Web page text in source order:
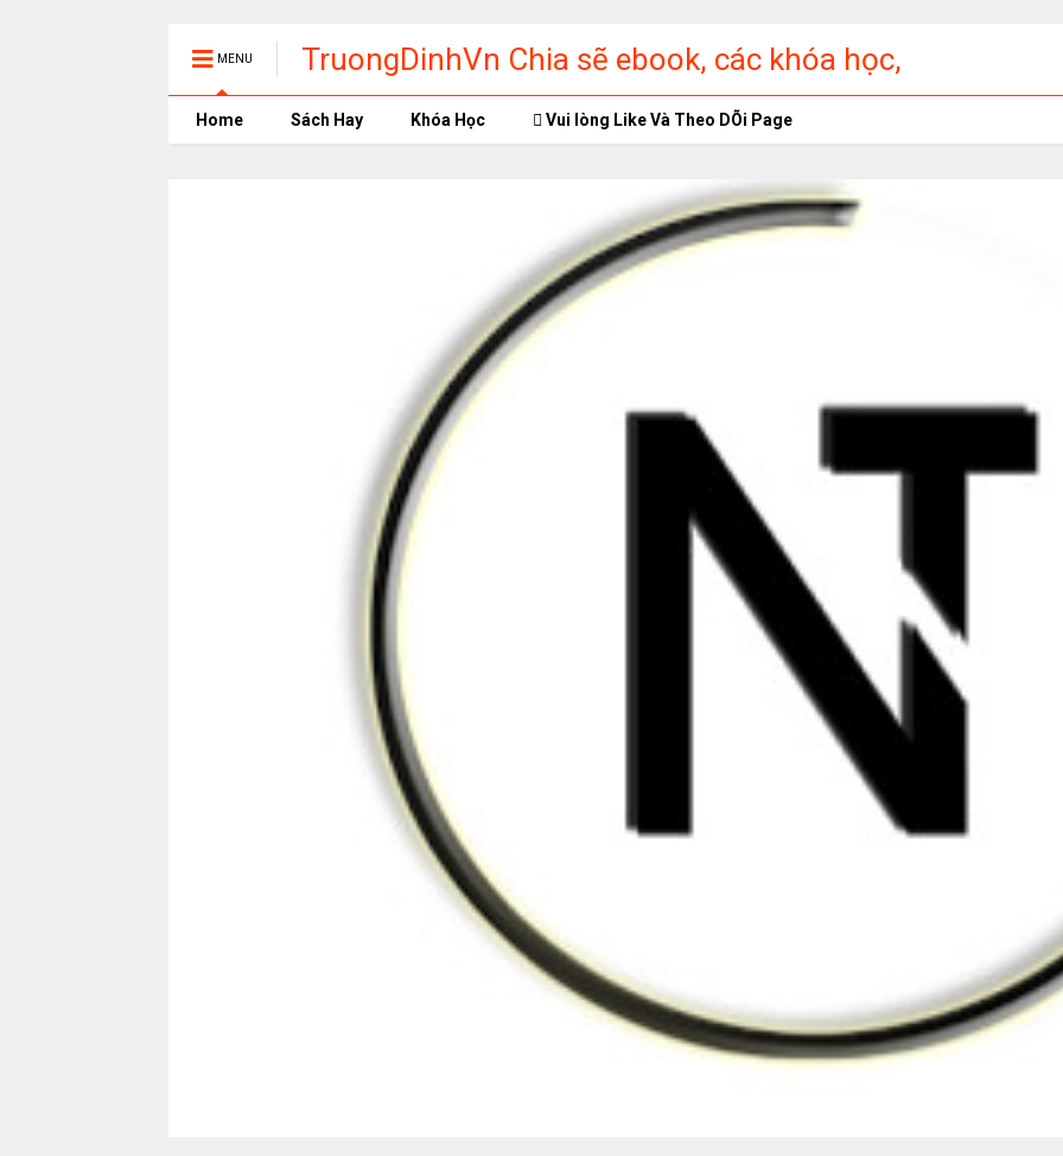
MENU
TruongDinhVn Chia sẽ ebook, các khóa học,
phần mềm học tập miễn phí
Home Sách Hay Khóa Học Vui lòng Like Và Theo DÕi Page